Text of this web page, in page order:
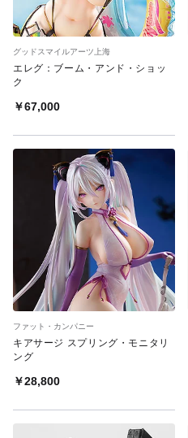
グッドスマイルアーツ上海
エレグ：ブーム・アンド・ショッ
ク
￥67,000
ファット・カンパニー
キアサージ スプリング・モニタリ
ング
￥28,800